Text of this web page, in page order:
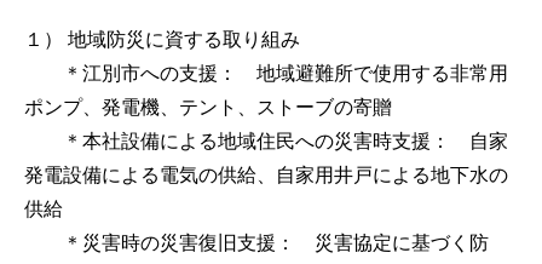
１） 地域防災に資する取り組み
＊江別市への支援： 地域避難所で使用する非常用
ポンプ、発電機、テント、ストーブの寄贈
＊本社設備による地域住民への災害時支援： 自家
発電設備による電気の供給、自家用井戸による地下水の
供給
＊災害時の災害復旧支援： 災害協定に基づく防